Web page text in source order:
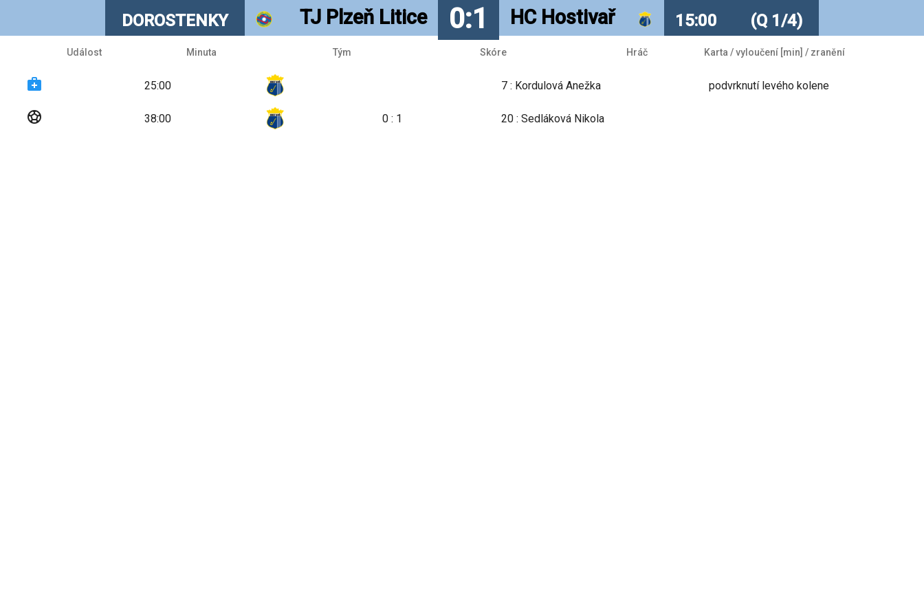
DOROSTENKY TJ Plzeň Litice 0:1 HC Hostivař 15:00 (Q 1/4)
Událost Minuta Tým Skóre Hráč Karta / vyloučení [min] / zranění
medical_services 25:00 7 : Kordulová Anežka podvrknutí levého kolene
sports_soccer 38:00 0 : 1 20 : Sedláková Nikola